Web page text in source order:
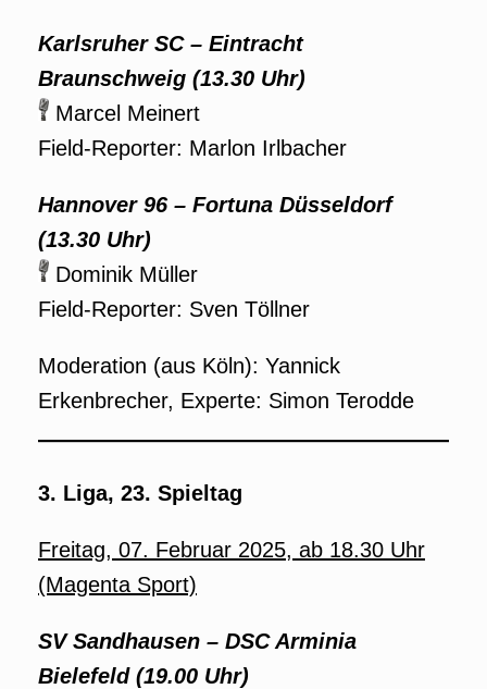
Karlsruher SC – Eintracht
Braunschweig (13.30 Uhr)
Marcel Meinert
Field-Reporter: Marlon Irlbacher
Hannover 96 – Fortuna Düsseldorf
(13.30 Uhr)
Dominik Müller
Field-Reporter: Sven Töllner
Moderation (aus Köln): Yannick
Erkenbrecher, Experte: Simon Terodde
3. Liga, 23. Spieltag
Freitag, 07. Februar 2025, ab 18.30 Uhr
(Magenta Sport)
SV Sandhausen – DSC Arminia
Bielefeld (19.00 Uhr)